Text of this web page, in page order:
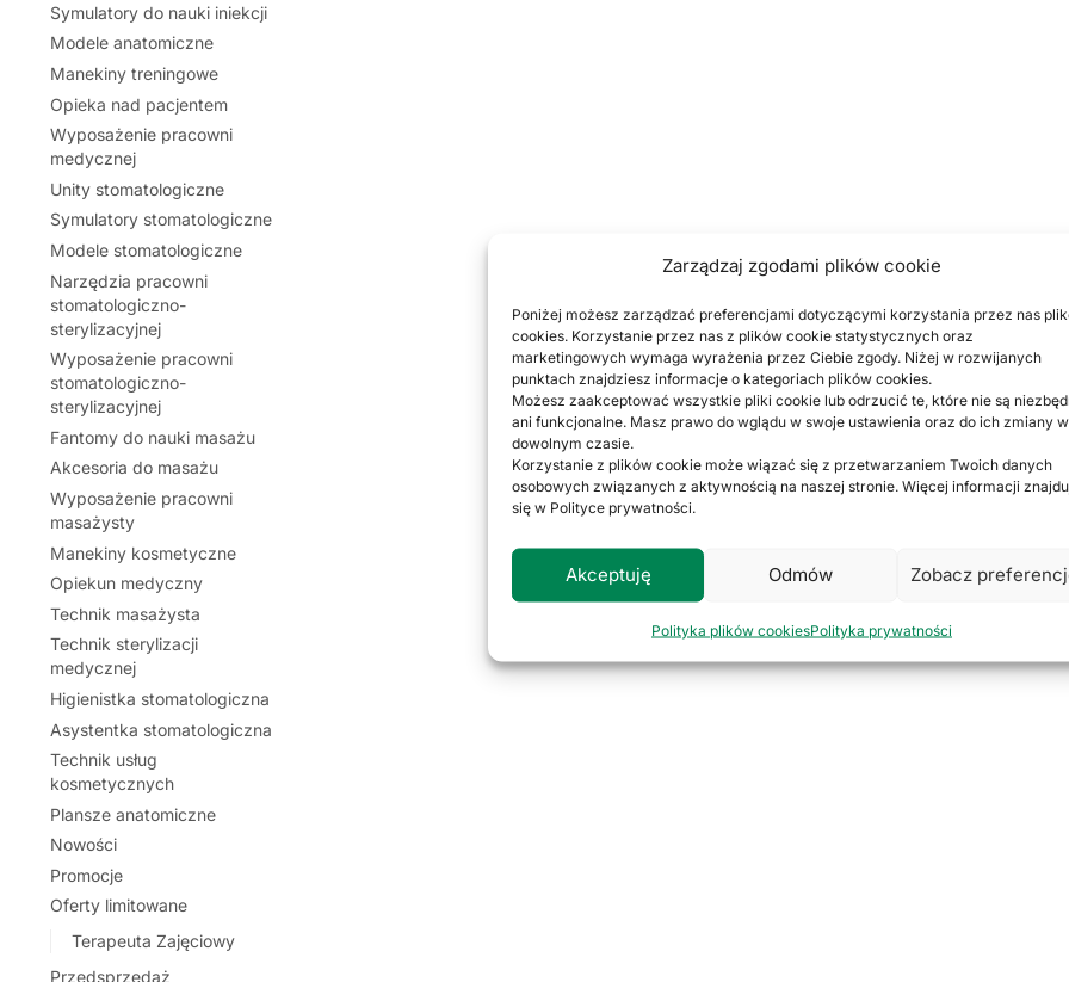
Zarządzaj zgodami plików cookie
Poniżej możesz zarządzać preferencjami dotyczącymi korzystania przez nas
cookies. Korzystanie przez nas z plików cookie statystycznych oraz
marketingowych wymaga wyrażenia przez Ciebie zgody. Niżej w rozwijanych
punktach znajdziesz informacje o kategoriach plików cookies.
Możesz zaakceptować wszystkie pliki cookie lub odrzucić te, które nie są
ani funkcjonalne. Masz prawo do wglądu w swoje ustawienia oraz do ich zmiany w
dowolnym czasie.
Korzystanie z plików cookie może wiązać się z przetwarzaniem Twoich danych
osobowych związanych z aktywnością na naszej stronie. Więcej informacji
się w Polityce prywatności.
Akceptuję Odmów Zobacz
Polityka plików cookiesPolityka prywatności
Symulatory do nauki iniekcji
Modele anatomiczne
Manekiny treningowe
Opieka nad pacjentem
Wyposażenie pracowni
medycznej
Unity stomatologiczne
Symulatory stomatologiczne
Modele stomatologiczne
Narzędzia pracowni
stomatologiczno-
sterylizacyjnej
Wyposażenie pracowni
stomatologiczno-
sterylizacyjnej
Fantomy do nauki masażu
Akcesoria do masażu
Wyposażenie pracowni
masażysty
Manekiny kosmetyczne
Opiekun medyczny
Technik masażysta
Technik sterylizacji
medycznej
Higienistka stomatologiczna
Asystentka stomatologiczna
Technik usług
kosmetycznych
Plansze anatomiczne
Nowości
Promocje
Oferty limitowane
Terapeuta Zajęciowy
Przedsprzedaż